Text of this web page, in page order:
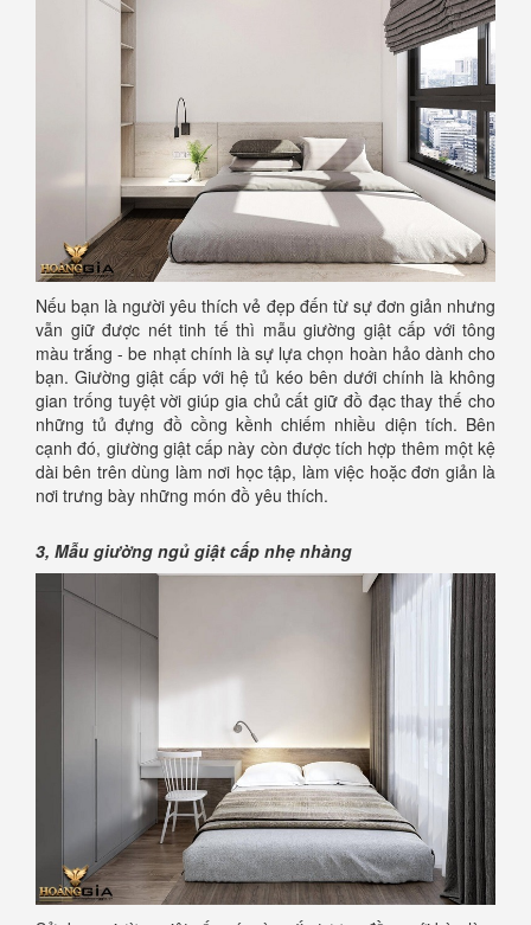
Nếu bạn là người yêu thích vẻ đẹp đến từ sự đơn giản nhưng
vẫn giữ được nét tinh tế thì mẫu giường giật cấp với tông
màu trắng - be nhạt chính là sự lựa chọn hoàn hảo dành cho
bạn. Giường giật cấp với hệ tủ kéo bên dưới chính là không
gian trống tuyệt vời giúp gia chủ cất giữ đồ đạc thay thế cho
những tủ đựng đồ cồng kềnh chiếm nhiều diện tích. Bên
cạnh đó, giường giật cấp này còn được tích hợp thêm một kệ
dài bên trên dùng làm nơi học tập, làm việc hoặc đơn giản là
nơi trưng bày những món đồ yêu thích.
3, Mẫu giường ngủ giật cấp nhẹ nhàng